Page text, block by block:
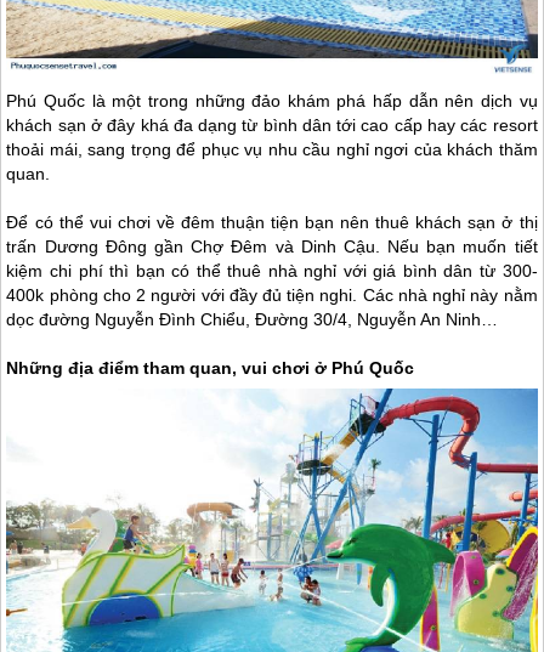
Phú Quốc là một trong những đảo khám phá hấp dẫn nên dịch vụ
khách sạn ở đây khá đa dạng từ bình dân tới cao cấp hay các resort
thoải mái, sang trọng để phục vụ nhu cầu nghỉ ngơi của khách thăm
quan.
Để có thể vui chơi về đêm thuận tiện bạn nên thuê khách sạn ở thị
trấn Dương Đông gần Chợ Đêm và Dinh Cậu. Nếu bạn muốn tiết
kiệm chi phí thì bạn có thể thuê nhà nghỉ với giá bình dân từ 300-
400k phòng cho 2 người với đầy đủ tiện nghi. Các nhà nghỉ này nằm
dọc đường Nguyễn Đình Chiểu, Đường 30/4, Nguyễn An Ninh…
Những địa điểm tham quan, vui chơi ở Phú Quốc